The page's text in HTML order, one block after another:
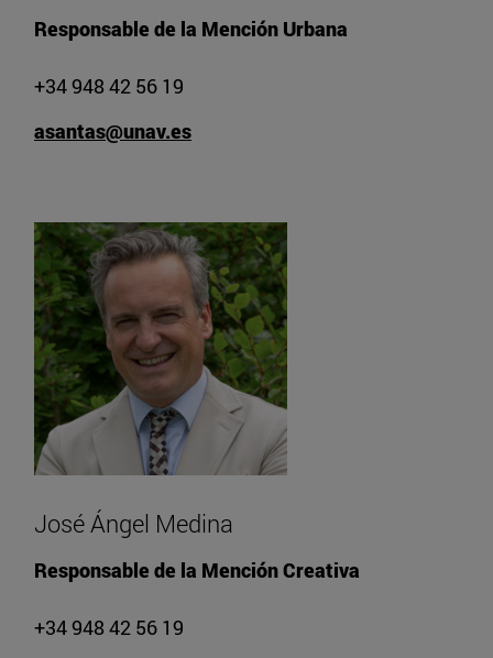
Responsable de la Mención Urbana
+34 948 42 56 19
asantas@unav.es
José Ángel Medina
Responsable de la Mención Creativa
+34 948 42 56 19